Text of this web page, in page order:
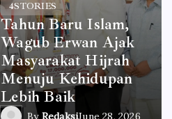
4STORIES
Tahun Baru Islam,
Wagub Erwan Ajak
Masyarakat Hijrah
Menuju Kehidupan
Lebih Baik
By RedaksiJune 28, 2026